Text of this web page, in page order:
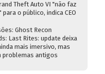
Theft Auto VI "não faz
o público, indica CEO
Ghost Recon
Last Rites: update deixa
mais imersivo, mas
problemas antigos